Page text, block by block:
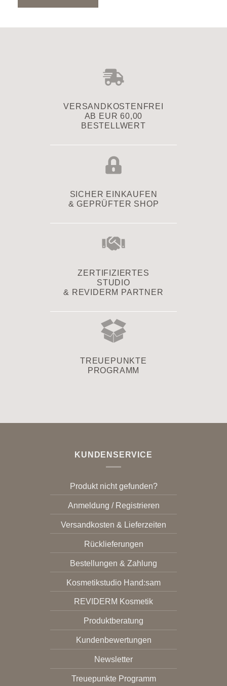
VERSAND­KOSTENFREI
AB EUR 60,00
BESTELLWERT
SICHER EINKAUFEN
& GEPRÜFTER SHOP
ZERTIFIZIERTES
STUDIO
& REVIDERM PARTNER
TREUEPUNKTE
PROGRAMM
KUNDENSERVICE
Produkt nicht gefunden?
Anmeldung / Registrieren
Versandkosten & Lieferzeiten
Rücklieferungen
Bestellungen & Zahlung
Kosmetikstudio Hand:sam
REVIDERM Kosmetik
Produktberatung
Kundenbewertungen
Newsletter
Treuepunkte Programm